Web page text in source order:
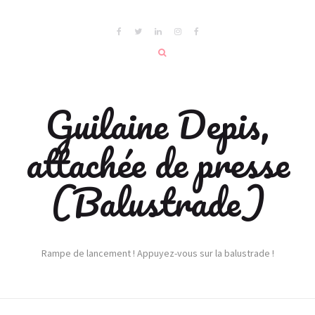
Guilaine Depis,
attachée de presse
(Balustrade)
Rampe de lancement ! Appuyez-vous sur la balustrade !